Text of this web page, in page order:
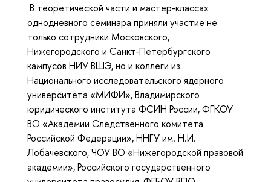
В теоретической части и мастер-классах
однодневного семинара приняли участие не
только сотрудники Московского,
Нижегородского и Санкт-Петербургского
кампусов НИУ ВШЭ, но и коллеги из
Национального исследовательского ядерного
университета «МИФИ», Владимирского
юридического института ФСИН России, ФГКОУ
ВО «Академии Следственного комитета
Российской Федерации», ННГУ им. Н.И.
Лобачевского, ЧОУ ВО «Нижегородской правовой
академии», Российского государственного